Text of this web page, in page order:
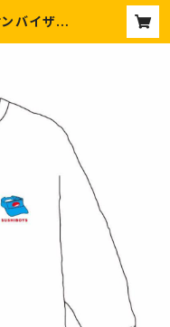
バイザー |